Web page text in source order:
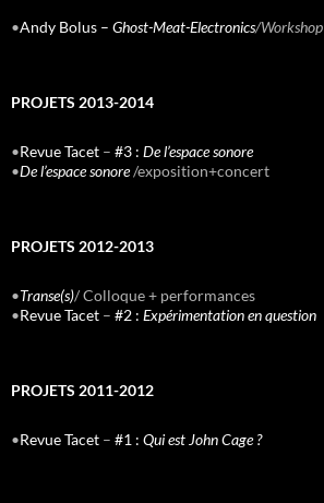
•Andy Bolus – Ghost-Meat-Electronics/Workshop
PROJETS 2013-2014
•Revue Tacet – #3 : De l’espace sonore
•De l’espace sonore/exposition+concert
PROJETS 2012-2013
•Transe(s)/ Colloque + performances
•Revue Tacet – #2 : Expérimentation en question
PROJETS 2011-2012
•Revue Tacet – #1 : Qui est John Cage ?